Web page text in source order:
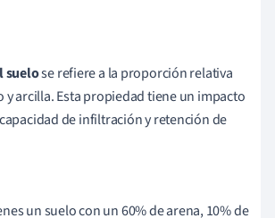
suelose refiere a la proporción relativa
y arcilla. Esta propiedad tiene un impacto
de infiltración y retención de
un suelo con un 60% de arena, 10% de